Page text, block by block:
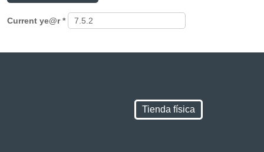
Current ye@r*
Tienda física